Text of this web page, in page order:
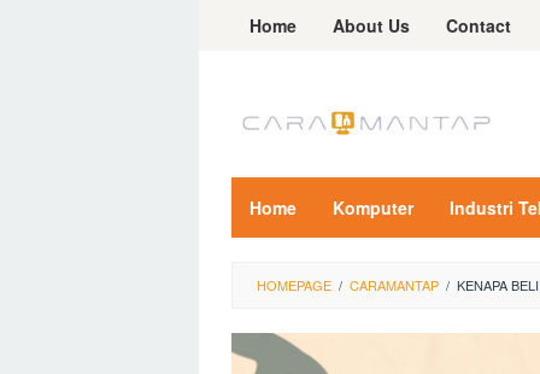
Home About Us Contact
Home Komputer Industri
HOMEPAGE / CARAMANTAP / KENAPA